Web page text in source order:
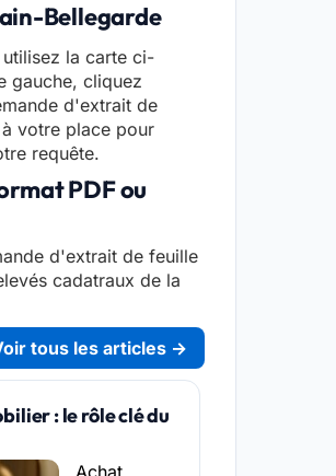
Bellegarde
la carte ci-
gauche, cliquez
d'extrait de
votre place pour
requête.
PDF ou
d'extrait de feuille
cadatraux de la
tous les articles →
: le rôle clé du